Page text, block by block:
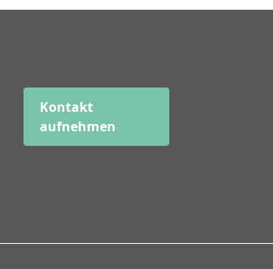
Kontakt
aufnehmen